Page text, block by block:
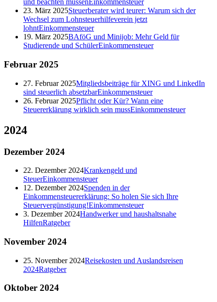
und beachten müssen Einkommensteuer
23. März 2025Steuerberater wird teurer: Warum sich der
Wechsel zum Lohnsteuerhilfeverein jetzt
lohntEinkommensteuer
19. März 2025BAföG und Minijob: Mehr Geld für
Studierende und SchülerEinkommensteuer
Februar 2025
27. Februar 2025Mitgliedsbeiträge für XING und LinkedIn
sind steuerlich absetzbarEinkommensteuer
26. Februar 2025Pflicht oder Kür? Wann eine
Steuererklärung wirklich sein mussEinkommensteuer
2024
Dezember 2024
22. Dezember 2024Krankengeld und
SteuerEinkommensteuer
12. Dezember 2024Spenden in der
Einkommensteuererklärung: So holen Sie sich Ihre
Steuervergünstigung!Einkommensteuer
3. Dezember 2024Handwerker und haushaltsnahe
HilfenRatgeber
November 2024
25. November 2024Reisekosten und Auslandsreisen
2024Ratgeber
Oktober 2024